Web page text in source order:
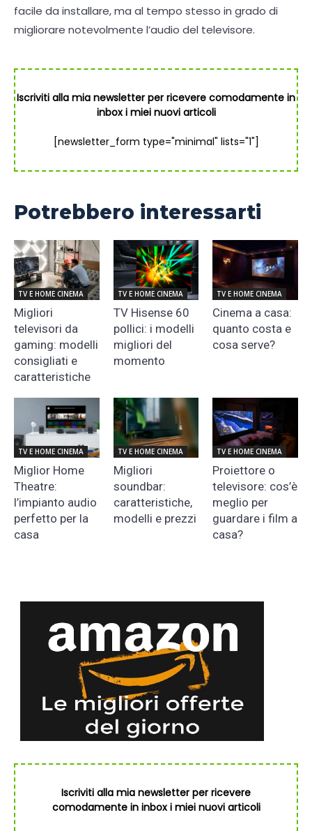
facile da installare, ma al tempo stesso in grado di
migliorare notevolmente l’audio del televisore.
Iscriviti alla mia newsletter per ricevere comodamente in
inbox i miei nuovi articoli
[newsletter_form type="minimal" lists="1"]
Potrebbero interessarti
TV E HOME CINEMA
Migliori
televisori da
gaming: modelli
consigliati e
caratteristiche
TV E HOME CINEMA
TV Hisense 60
pollici: i modelli
migliori del
momento
TV E HOME CINEMA
Cinema a casa:
quanto costa e
cosa serve?
TV E HOME CINEMA
Miglior Home
Theatre:
l’impianto audio
perfetto per la
casa
TV E HOME CINEMA
Migliori
soundbar:
caratteristiche,
modelli e prezzi
TV E HOME CINEMA
Proiettore o
televisore: cos’è
meglio per
guardare i film a
casa?
Iscriviti alla mia newsletter per ricevere
comodamente in inbox i miei nuovi articoli